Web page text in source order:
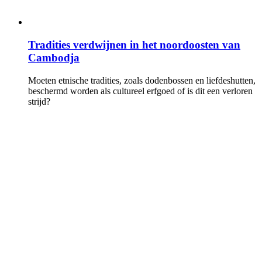
Tradities verdwijnen in het noordoosten van
Cambodja
Moeten etnische tradities, zoals dodenbossen en liefdeshutten,
beschermd worden als cultureel erfgoed of is dit een verloren
strijd?